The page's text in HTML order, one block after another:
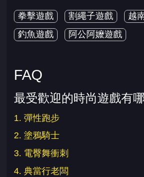
拳擊遊戲 割繩子遊戲
越
釣魚遊戲
阿公阿嬤遊戲
FAQ
最受歡迎的時尚遊戲有
1. 彈性跑步
2. 塗鴉騎士
3. 電臀舞衝刺
4. 典當行老闆